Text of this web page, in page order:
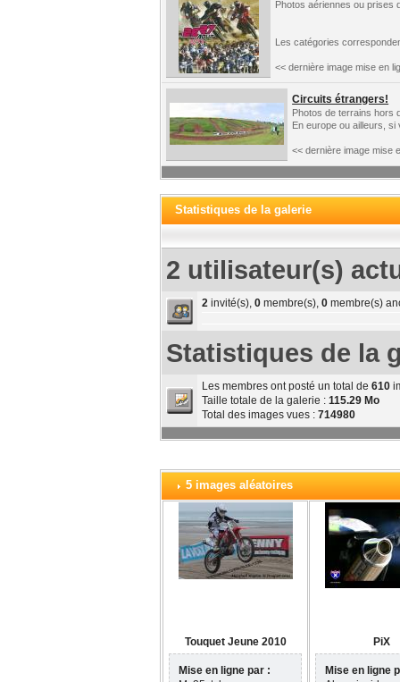
Photos aériennes ou prises
Les catégories
<< dernière image mise en
Circuits étrangers!
Photos de terrains hors
En europe ou ailleurs,
<< dernière image mise
Statistiques de la galerie
2 utilisateur(s)
2 invité(s),0 membre(s),0 membre(s)
Statistiques de la
Les membres ont posté un total de610
Taille totale de la galerie :115.29 Mo
Total des images vues :714980
5 images aléatoires
Touquet Jeune 2010
Mise en ligne par :
PiX
Mise en ligne